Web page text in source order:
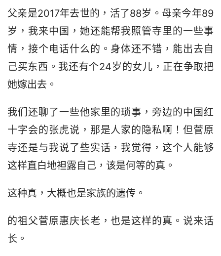
父亲是2017年去世的，活了88岁。母亲今年89
岁，我来中国，她还能帮我照管寺里的一些事
情，接个电话什么的。身体还不错，能出去自
己买东西。我还有个24岁的女儿，正在争取把
她嫁出去。
我们还聊了一些他家里的琐事，旁边的中国红
十字会的张虎说，那是人家的隐私啊！但菅原
寺还是与我说了些实话，我觉得，这个人能够
这样直白地袒露自己，该是何等的真。
这种真，大概也是家族的遗传。
的祖父菅原惠庆长老，也是这样的真。说来话
长。